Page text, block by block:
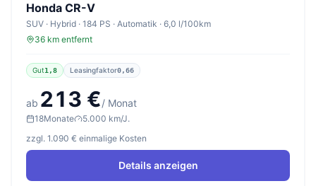
Honda CR-V
SUV · Hybrid · 184 PS · Automatik · 6,0 l/100km
36 km entfernt
Gut1,8 Leasingfaktor0,66
ab 213 €/ Monat
18Monate
5.000 km/J.
zzgl. 1.090 € einmalige Kosten
Details anzeigen